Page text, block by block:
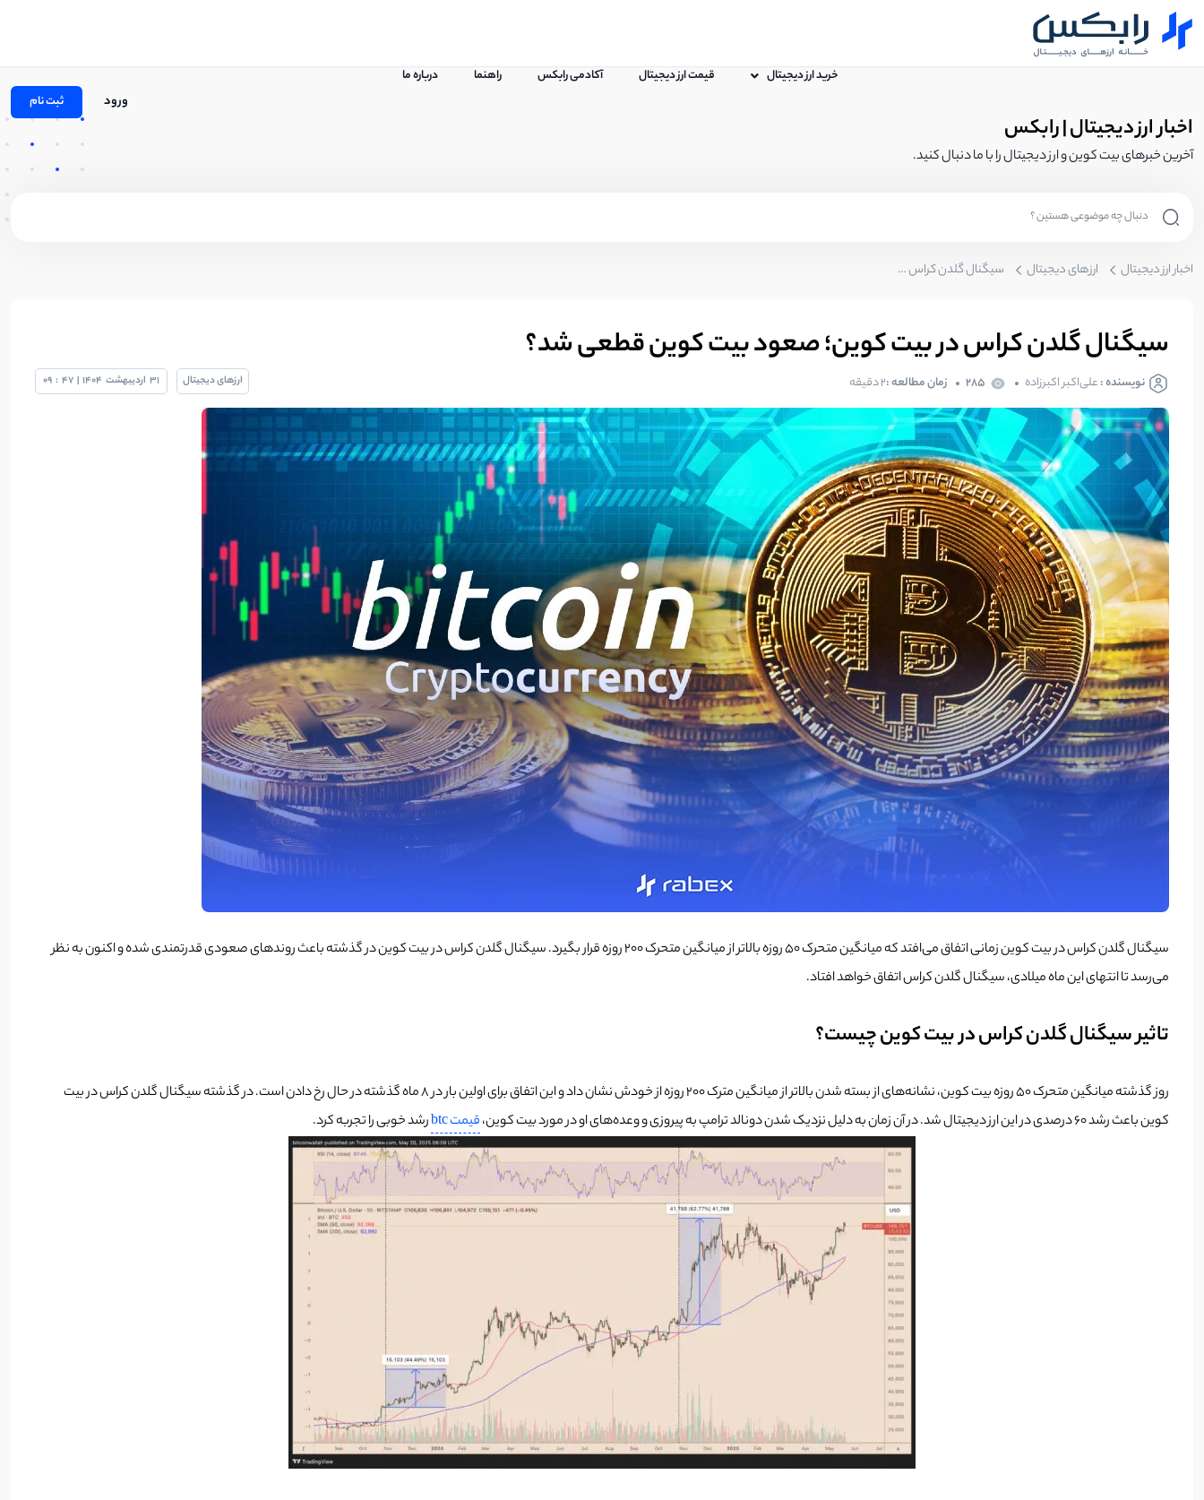
خرید ارز دیجیتال قیمت ارز دیجیتال آکادمی رابکس راهنما درباره ما
ورود ثبت نام
اخبار ارز دیجیتال | رابکس
آخرین خبرهای بیت کوین و ارز دیجیتال را با ما دنبال کنید.
اخبار ارز دیجیتال ارزهای دیجیتال سیگنال گلدن کراس در بیت کوین؛ صعود بیت کوین قطعی شد؟
سیگنال گلدن کراس در بیت کوین؛ صعود بیت کوین قطعی شد؟
نویسنده :علی‌اکبر اکبرزاده 285 زمان مطالعه :2 دقیقه ارزهای دیجیتال 31 اردیبهشت 1404
|
47
:
09
سیگنال گلدن کراس در بیت کوین زمانی اتفاق می‌افتد که میانگین متحرک 50 روزه بالاتر از میانگین متحرک 200 روزه قرار بگیرد. سیگنال گلدن کراس در بیت کوین در گذشته باعث روندهای صعودی قدرتمندی شده و اکنون به نظر
می‌رسد تا انتهای این ماه میلادی، سیگنال گلدن کراس اتفاق خواهد افتاد.
تاثیر سیگنال گلدن کراس در بیت کوین چیست؟
روز گذشته میانگین متحرک 50 روزه بیت کوین، نشانه‌های از بسته شدن بالاتر از میانگین مترک 200 روزه از خودش نشان داد و این اتفاق برای اولین بار در 8 ماه گذشته در حال رخ دادن است. در گذشته سیگنال گلدن کراس در بیت
کوین باعث رشد 60 درصدی در این ارز دیجیتال شد. در آن زمان به دلیل نزدیک شدن دونالد ترامپ به پیروزی و وعده‌های او در مورد بیت کوین،
قیمت btc رشد خوبی را تجربه کرد.